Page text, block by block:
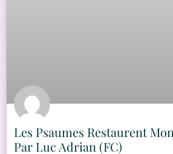
Les Psaumes Restaurent
Par Luc Adrian (FC)